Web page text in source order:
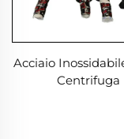
Acciaio
Centrifuga